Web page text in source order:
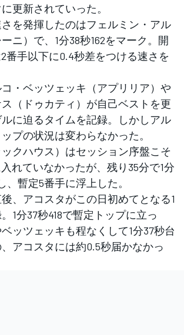
更新されていった。
を発揮したのはフェルミン・アル
ニ）で、1分38秒162をマーク。開
番手以下に0.4秒差をつける速さを
・ベッツェッキ（アプリリア）や
（ドゥカティ）が自己ベストを更
に迫るタイムを記録。しかしアル
プの状況は変わらなかった。
クハウス）はセッション序盤こそ
入れていなかったが、残り35分で1分
、暫定5番手に浮上した。
、アコスタがこの日初めてとなる1
1分37秒418で暫定トップに立っ
ッツェッキも程なくして1分37秒台
アコスタには約0.5秒届かなかっ